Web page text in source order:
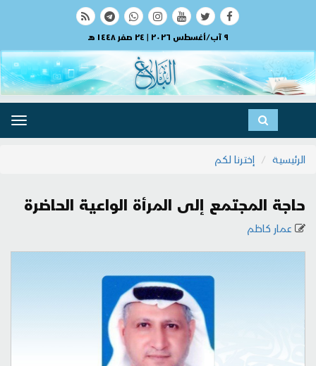
٩ آب/أغسطس ٢٠٢٦ | ٢٤ صفر ١٤٤٨ هـ
الرئيسية
إخترنا لكم
حاجة المجتمع إلى المرأة الواعية الحاضرة
عمار كاظم